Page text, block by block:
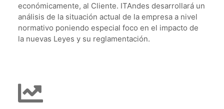
económicamente, al Cliente. ITAndes desarrollará un
análisis de la situación actual de la empresa a nivel
normativo poniendo especial foco en el impacto de
la nuevas Leyes y su reglamentación.